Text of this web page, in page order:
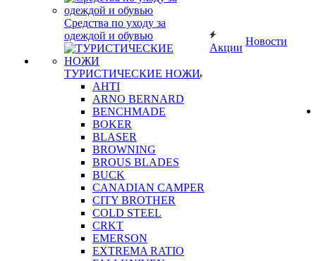
Средства по уходу за
одеждой и обувью
ТУРИСТИЧЕСКИЕ НОЖИ
AHTI
ARNO BERNARD
BENCHMADE
BOKER
BLASER
BROWNING
BROUS BLADES
BUCK
CANADIAN CAMPER
CITY BROTHER
COLD STEEL
CRKT
EMERSON
EXTREMA RATIO
Акции
Новости